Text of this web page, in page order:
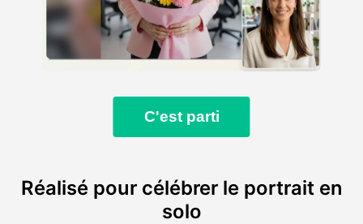
C'est parti
Réalisé pour célébrer le portrait en
solo